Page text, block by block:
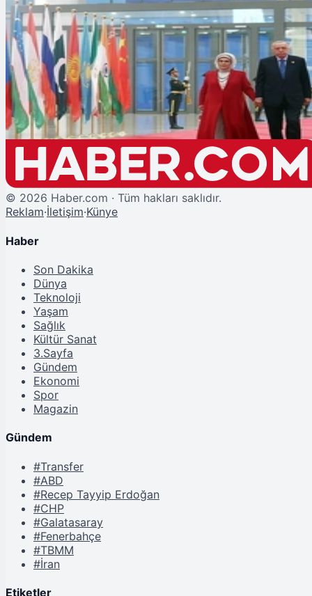
Şu An Okunan
Emine Erdoğan, Şanghay'da Lider Eşleriyle Buluştu
© 2026 Haber.com · Tüm hakları saklıdır.
Reklam·İletişim·Künye
Haber
Son Dakika
Dünya
Teknoloji
Yaşam
Sağlık
Kültür Sanat
3.Sayfa
Gündem
Ekonomi
Spor
Magazin
Gündem
#Transfer
#ABD
#Recep Tayyip Erdoğan
#CHP
#Galatasaray
#Fenerbahçe
#TBMM
#İran
Etiketler